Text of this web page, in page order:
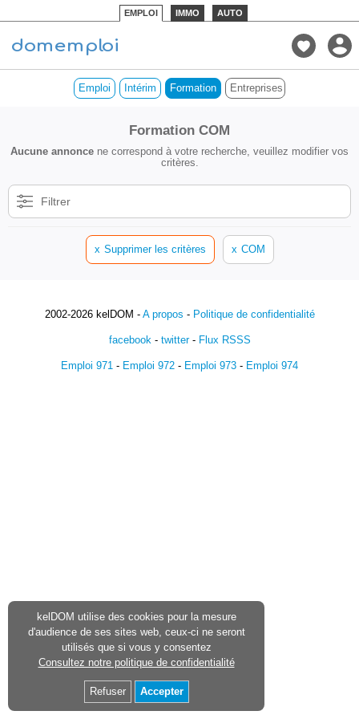
EMPLOI IMMO AUTO
Emploi Intérim Formation Entreprises de COM
Formation COM
Aucune annonce ne correspond à votre recherche, veuillez modifier vos
critères.
Filtrer
x Supprimer les critères x COM
2002-2026 kelDOM - A propos - Politique de confidentialité
facebook- twitter- Flux RSSS
Emploi 971 - Emploi 972 - Emploi 973 - Emploi 974
kelDOM utilise des cookies pour la mesure
d'audience de ses sites web, ceux-ci ne seront
utilisés que si vous y consentez
Consultez notre politique de confidentialité
Refuser Accepter